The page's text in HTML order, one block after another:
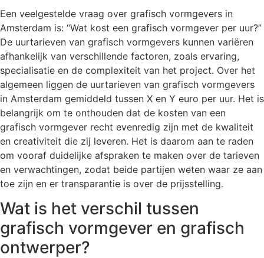
Een veelgestelde vraag over grafisch vormgevers in
Amsterdam is: “Wat kost een grafisch vormgever per uur?”
De uurtarieven van grafisch vormgevers kunnen variëren
afhankelijk van verschillende factoren, zoals ervaring,
specialisatie en de complexiteit van het project. Over het
algemeen liggen de uurtarieven van grafisch vormgevers
in Amsterdam gemiddeld tussen X en Y euro per uur. Het is
belangrijk om te onthouden dat de kosten van een
grafisch vormgever recht evenredig zijn met de kwaliteit
en creativiteit die zij leveren. Het is daarom aan te raden
om vooraf duidelijke afspraken te maken over de tarieven
en verwachtingen, zodat beide partijen weten waar ze aan
toe zijn en er transparantie is over de prijsstelling.
Wat is het verschil tussen
grafisch vormgever en grafisch
ontwerper?